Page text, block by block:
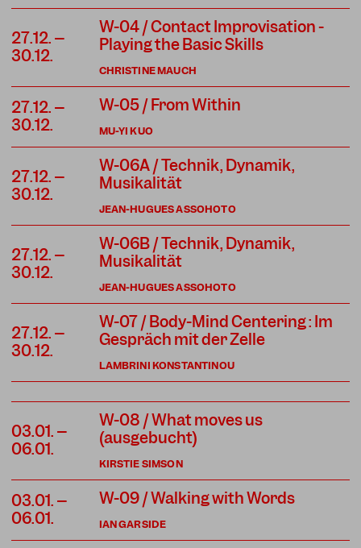
27.12. –
30.12.
CHRISTINE MAUCH
W-04 / Contact Improvisation -
Playing the Basic Skills
27.12. –
30.12.
MU-YI KUO
W-05 / From Within
27.12. –
30.12.
JEAN-HUGUES ASSOHOTO
W-06A / Technik, Dynamik,
Musikalität
27.12. –
30.12.
JEAN-HUGUES ASSOHOTO
W-06B / Technik, Dynamik,
Musikalität
27.12. –
30.12.
LAMBRINI KONSTANTINOU
W-07 / Body-Mind Centering : Im
Gespräch mit der Zelle
03.01. –
06.01.
KIRSTIE SIMSON
W-08 / What moves us
(ausgebucht)
03.01. –
06.01.
IAN GARSIDE
W-09 / Walking with Words